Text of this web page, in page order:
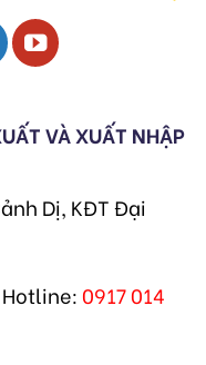
VÀ XUẤT NHẬP
Dị, KĐT Đại
0917 014